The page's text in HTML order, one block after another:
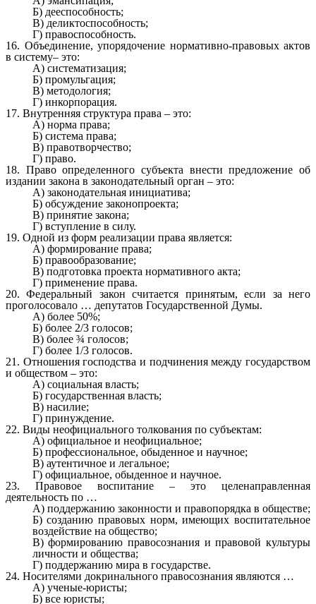
Б) дееспособность;
В) деликтоспособность;
Г) правоспособность.
16. Объединение, упорядочение нормативно-правовых актов
в систему– это:
А) систематизация;
Б) промульгация;
В) методология;
Г) инкорпорация.
17. Внутренняя структура права – это:
А) норма права;
Б) система права;
В) правотворчество;
Г) право.
18. Право определенного субъекта внести предложение об
издании закона в законодательный орган – это:
А) законодательная инициатива;
Б) обсуждение законопроекта;
В) принятие закона;
Г) вступление в силу.
19. Одной из форм реализации права является:
А) формирование права;
Б) правообразование;
В) подготовка проекта нормативного акта;
Г) применение права.
20. Федеральный закон считается принятым, если за него
проголосовало … депутатов Государственной Думы.
А) более 50%;
Б) более 2/3 голосов;
В) более ¾ голосов;
Г) более 1/3 голосов.
21. Отношения господства и подчинения между государством
и обществом – это:
А) социальная власть;
Б) государственная власть;
В) насилие;
Г) принуждение.
22. Виды неофициального толкования по субъектам:
А) официальное и неофициальное;
Б) профессиональное, обыденное и научное;
В) аутентичное и легальное;
Г) официальное, обыденное и научное.
23. Правовое воспитание – это целенаправленная
деятельность по …
А) поддержанию законности и правопорядка в обществе;
Б) созданию правовых норм, имеющих воспитательное
воздействие на общество;
В) формированию правосознания и правовой культуры
личности и общества;
Г) поддержанию мира в государстве.
24. Носителями докринального правосознания являются …
А) ученые-юристы;
Б) все юристы;